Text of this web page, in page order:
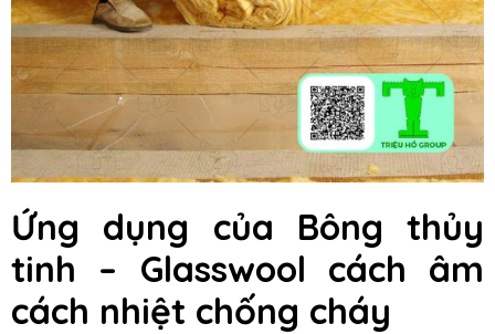
Ứng dụng của Bông thủy
tinh – Glasswool cách âm
cách nhiệt chống cháy